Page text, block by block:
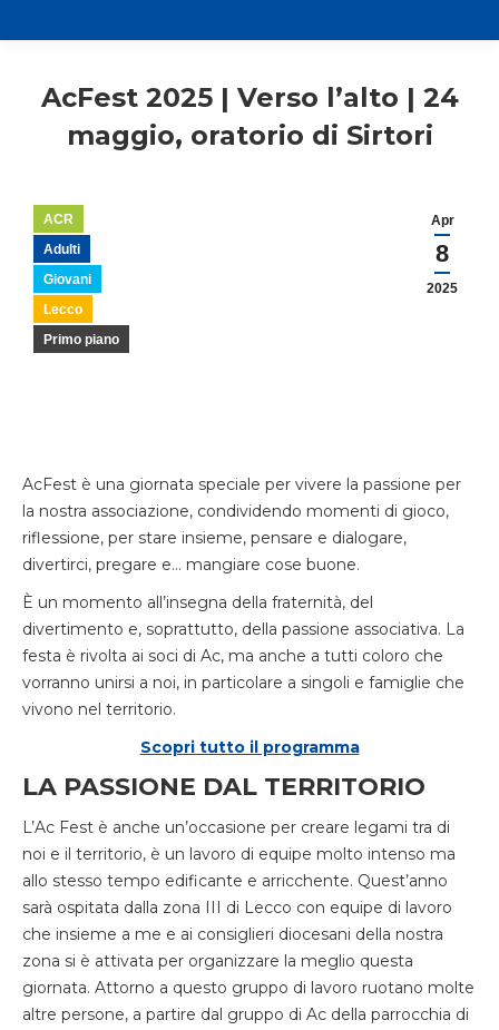
AcFest 2025 | Verso l’alto | 24
maggio, oratorio di Sirtori
Apr
8
2025
ACR
Adulti
Giovani
Lecco
Primo piano
AcFest è una giornata speciale per vivere la passione per
la nostra associazione, condividendo momenti di gioco,
riflessione, per stare insieme, pensare e dialogare,
divertirci, pregare e… mangiare cose buone.
È un momento all’insegna della fraternità, del
divertimento e, soprattutto, della passione associativa. La
festa è rivolta ai soci di Ac, ma anche a tutti coloro che
vorranno unirsi a noi, in particolare a singoli e famiglie che
vivono nel territorio.
Scopri tutto il programma
LA PASSIONE DAL TERRITORIO
L’Ac Fest è anche un’occasione per creare legami tra di
noi e il territorio, è un lavoro di equipe molto intenso ma
allo stesso tempo edificante e arricchente. Quest’anno
sarà ospitata dalla zona III di Lecco con equipe di lavoro
che insieme a me e ai consiglieri diocesani della nostra
zona si è attivata per organizzare la meglio questa
giornata. Attorno a questo gruppo di lavoro ruotano molte
altre persone, a partire dal gruppo di Ac della parrocchia di